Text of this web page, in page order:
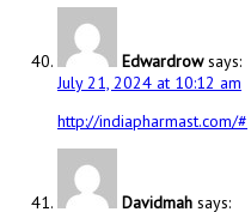
Edwardrow says:
July 21, 2024 at 10:12 am
http://indiapharmast.com/#
Davidmah says: